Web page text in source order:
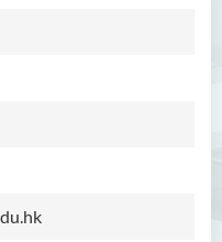
团及校外考试委员